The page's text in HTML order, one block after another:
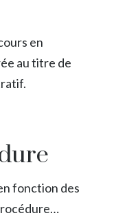
en
au titre de
fonction des